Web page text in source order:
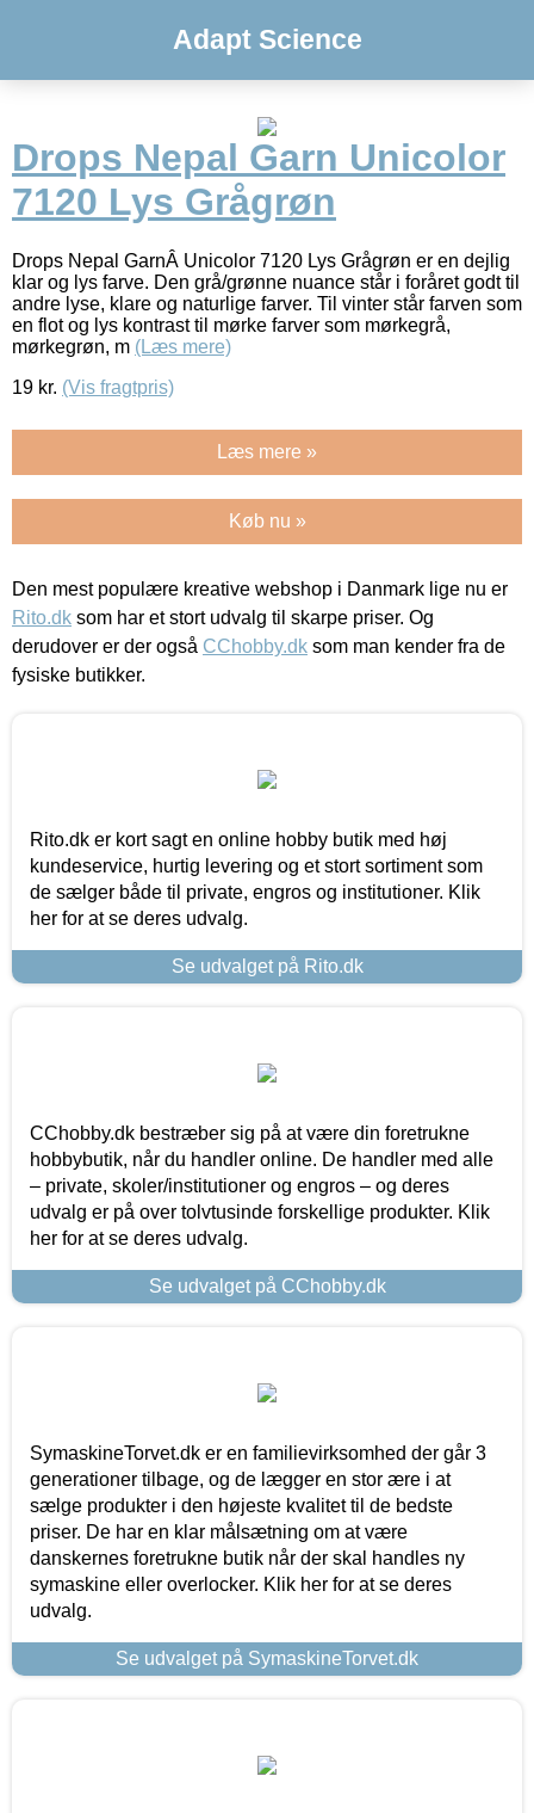
Adapt Science
Drops Nepal Garn Unicolor
7120 Lys Grågrøn
Drops Nepal GarnÂ Unicolor 7120 Lys Grågrøn er en dejlig
klar og lys farve. Den grå/grønne nuance står i foråret godt til
andre lyse, klare og naturlige farver. Til vinter står farven som
en flot og lys kontrast til mørke farver som mørkegrå,
mørkegrøn, m (Læs mere)
19 kr. (Vis fragtpris)
Læs mere »
Køb nu »
Den mest populære kreative webshop i Danmark lige nu er
Rito.dk som har et stort udvalg til skarpe priser. Og
derudover er der også CChobby.dk som man kender fra de
fysiske butikker.
Rito.dk er kort sagt en online hobby butik med høj
kundeservice, hurtig levering og et stort sortiment som
de sælger både til private, engros og institutioner. Klik
her for at se deres udvalg.
Se udvalget på Rito.dk
CChobby.dk bestræber sig på at være din foretrukne
hobbybutik, når du handler online. De handler med alle
– private, skoler/institutioner og engros – og deres
udvalg er på over tolvtusinde forskellige produkter. Klik
her for at se deres udvalg.
Se udvalget på CChobby.dk
SymaskineTorvet.dk er en familievirksomhed der går 3
generationer tilbage, og de lægger en stor ære i at
sælge produkter i den højeste kvalitet til de bedste
priser. De har en klar målsætning om at være
danskernes foretrukne butik når der skal handles ny
symaskine eller overlocker. Klik her for at se deres
udvalg.
Se udvalget på SymaskineTorvet.dk